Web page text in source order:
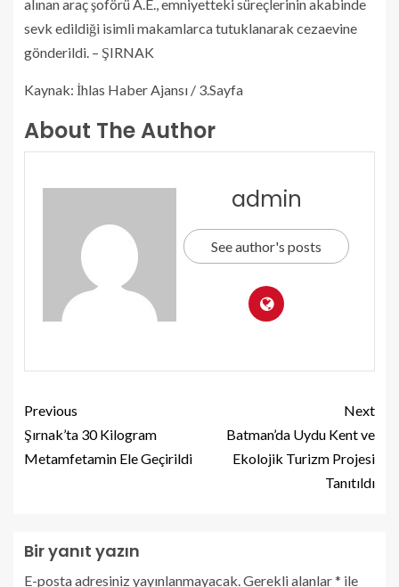
alınan araç şoförü A.E., emniyetteki süreçlerinin akabinde
sevk edildiği isimli makamlarca tutuklanarak cezaevine
gönderildi. – ŞIRNAK
Kaynak: İhlas Haber Ajansı / 3.Sayfa
About The Author
admin
See author's posts
Previous
Şırnak’ta 30 Kilogram
Metamfetamin Ele Geçirildi
Next
Batman’da Uydu Kent ve
Ekolojik Turizm Projesi
Tanıtıldı
Bir yanıt yazın
E-posta adresiniz yayınlanmayacak.Gerekli alanlar* ile